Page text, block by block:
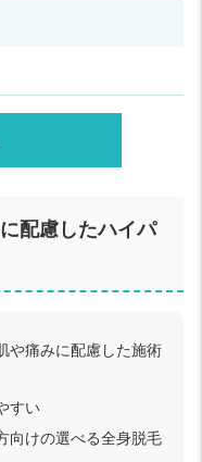
配慮したハイパ
や痛みに配慮した施術
すい
向けの選べる全身脱毛